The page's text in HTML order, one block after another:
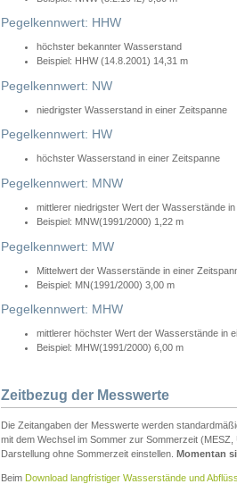
Pegelkennwert: HHW
höchster bekannter Wasserstand
Beispiel: HHW (14.8.2001) 14,31 m
Pegelkennwert: NW
niedrigster Wasserstand in einer Zeitspanne
Pegelkennwert: HW
höchster Wasserstand in einer Zeitspanne
Pegelkennwert: MNW
mittlerer niedrigster Wert der Wasserstände
Beispiel: MNW(1991/2000) 1,22 m
Pegelkennwert: MW
Mittelwert der Wasserstände in einer
Beispiel: MN(1991/2000) 3,00 m
Pegelkennwert: MHW
mittlerer höchster Wert der Wasserstände in
Beispiel: MHW(1991/2000) 6,00 m
Zeitbezug der Messwerte
Die Zeitangaben der Messwerte werden
mit dem Wechsel im Sommer zur Sommerzeit (MESZ,
Darstellung ohne Sommerzeit einstellen. Momentan
Beim Download langfristiger Wasserstände und